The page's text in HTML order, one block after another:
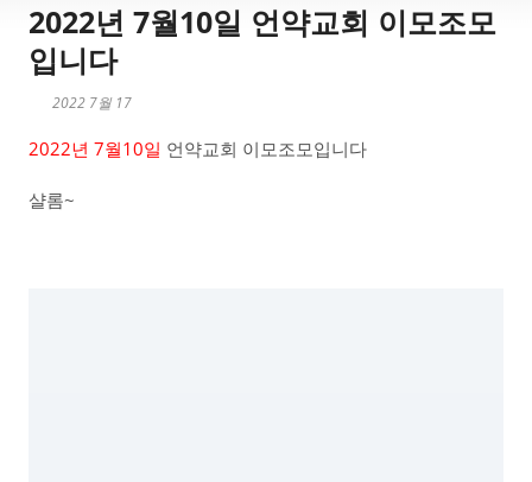
2022년 7월10일 언약교회 이모조모
입니다
2022 7월 17
2022년 7월10일 언약교회 이모조모입니다
샬롬~